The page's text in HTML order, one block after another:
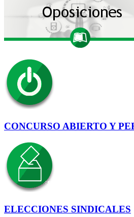
CONCURSO ABIERTO Y
ELECCIONES SINDICALES